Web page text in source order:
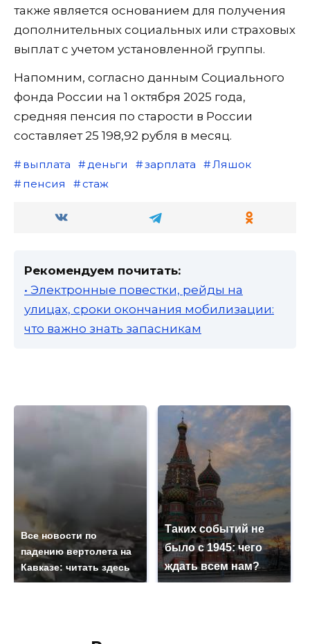
также является основанием для получения
дополнительных социальных или страховых
выплат с учетом установленной группы.
Напомним, согласно данным Социального
фонда России на 1 октября 2025 года,
средняя пенсия по старости в России
составляет 25 198,92 рубля в месяц.
выплата деньги зарплата
Ляшок
пенсия
стаж
Рекомендуем почитать:
• Электронные повестки, рейды на
улицах, сроки окончания мобилизации:
что важно знать запасникам
Все новости по
падению вертолета на
Кавказе: читать здесь
Таких событий не
было с 1945: чего
ждать всем нам?